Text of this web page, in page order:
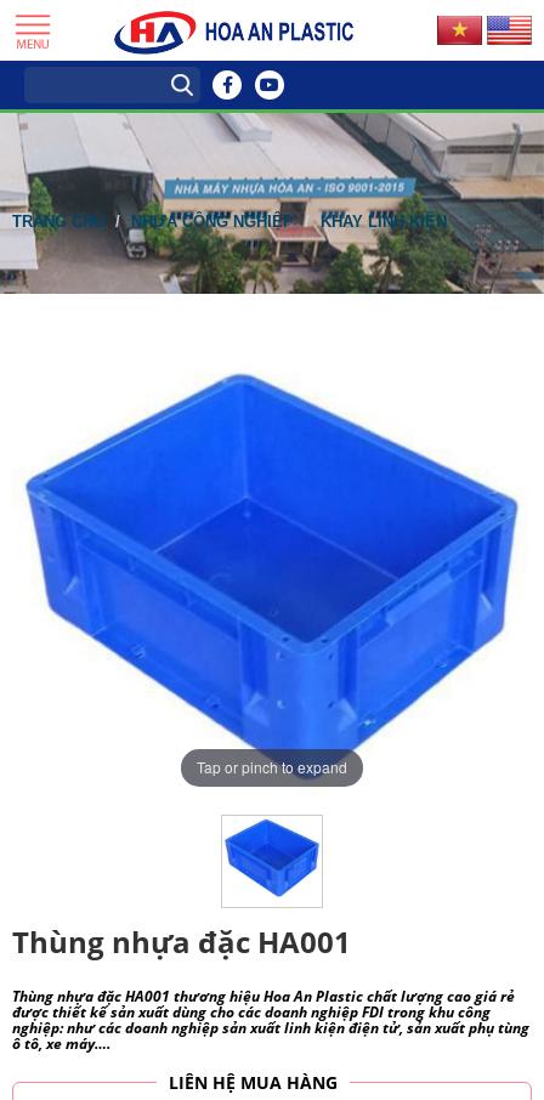
TRANG CHỦ NHỰA CÔNG NGHIỆP KHAY LINH KIỆN
Tap or pinch to expand
Thùng nhựa đặc HA001
Thùng nhựa đặc HA001 thương hiệu Hoa An Plastic chất lượng cao giá rẻ
được thiết kế sản xuất dùng cho các doanh nghiệp FDI trong khu công
nghiệp: như các doanh nghiệp sản xuất linh kiện điện tử, sản xuất phụ tùng
ô tô, xe máy….
LIÊN HỆ MUA HÀNG